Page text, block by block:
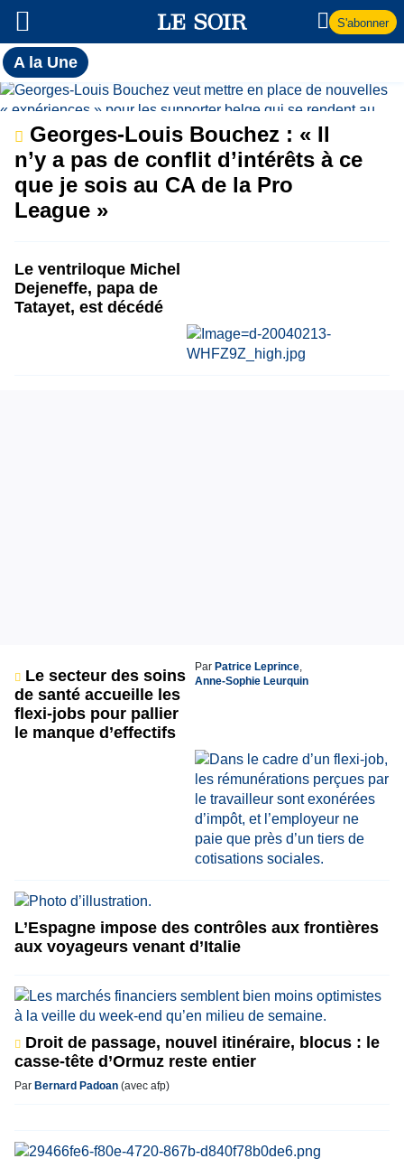
S'abonner
A la UneToutes
l'actualité
du Soir
A
la
Une
Georges-Louis Bouchez : « Il
n’y a pas de conflit d’intérêts à ce
que je sois au CA de la Pro
League »
Le ventriloque Michel
Dejeneffe, papa de
Tatayet, est décédé
Le secteur des soins
de santé accueille les
flexi-jobs pour pallier
le manque d’effectifs
Par Patrice Leprince,
Anne-Sophie Leurquin
L’Espagne impose des contrôles aux frontières
aux voyageurs venant d’Italie
Droit de passage, nouvel itinéraire, blocus : le
casse-tête d’Ormuz reste entier
Par Bernard Padoan (avec afp)